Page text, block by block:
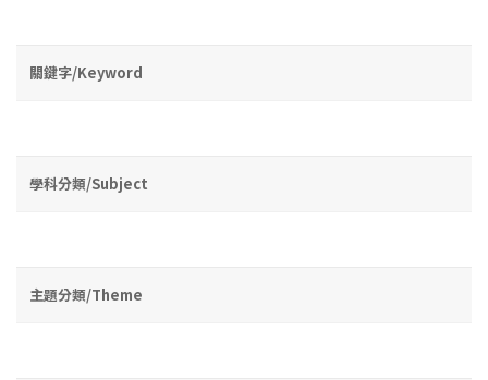
關鍵字/Keyword
學科分類/Subject
主題分類/Theme